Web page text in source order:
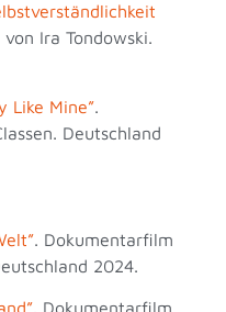
Ira Tondowski.
Like Mine”
Deutschland
. Dokumentarfilm
2024.
. Dokumentarfilm